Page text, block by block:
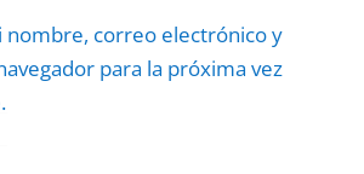
nombre, correo electrónico y
para la próxima vez